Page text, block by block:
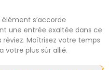
s’accorde
une entrée exaltée dans ce
Maîtrisez votre temps
votre plus sûr allié.